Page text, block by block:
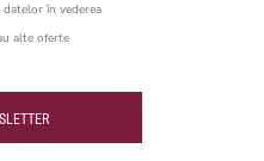
în vederea
alte oferte